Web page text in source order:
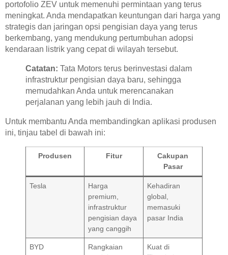
portofolio ZEV untuk memenuhi permintaan yang terus
meningkat. Anda mendapatkan keuntungan dari harga yang
strategis dan jaringan opsi pengisian daya yang terus
berkembang, yang mendukung pertumbuhan adopsi
kendaraan listrik yang cepat di wilayah tersebut.
Catatan: Tata Motors terus berinvestasi dalam
infrastruktur pengisian daya baru, sehingga
memudahkan Anda untuk merencanakan
perjalanan yang lebih jauh di India.
Untuk membantu Anda membandingkan aplikasi produsen
ini, tinjau tabel di bawah ini:
Produsen Fitur
Cakupan
Pasar
Tesla
Harga
premium,
infrastruktur
pengisian daya
yang canggih
Kehadiran
global,
memasuki
pasar India
BYD
Rangkaian
Kuat di